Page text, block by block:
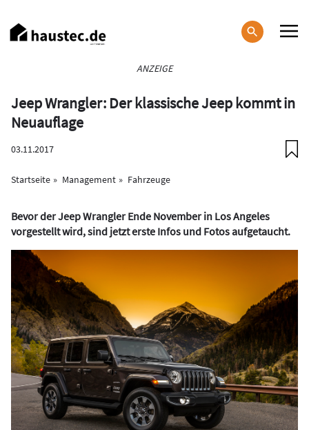
zum
Inhalt
ANZEIGE
Jeep Wrangler: Der klassische Jeep kommt in
Neuauflage
03.11.2017
Startseite Management Fahrzeuge
Bevor der Jeep Wrangler Ende November in Los Angeles
vorgestellt wird, sind jetzt erste Infos und Fotos aufgetaucht.